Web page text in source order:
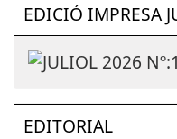
EDICIÓ IMPRESA
EDITORIAL